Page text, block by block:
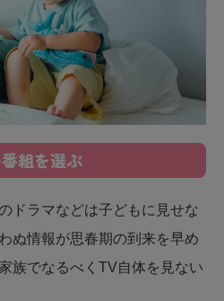
組を選ぶ
ドラマなどは子どもに見せな
ぬ情報が思春期の到来を早め
族でなるべくTV自体を見ない